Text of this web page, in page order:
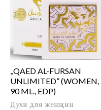
,,QAED AL-FURSAN
UNLIMITED” (WOMEN,
90 ML., EDP)
Духи для женщин